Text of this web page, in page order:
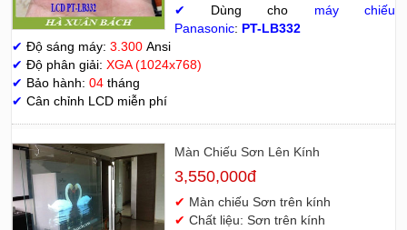
✔
Dùng cho máy chiếu
Panasonic: PT-LB332
✔ Độ sáng máy: 3.300 Ansi
✔ Độ phân giải: XGA (1024x768)
✔ Bảo hành: 04 tháng
✔ Cân chỉnh LCD miễn phí
Màn Chiếu Sơn Lên Kính
3,550,000đ
✔ Màn chiếu Sơn trên kính
✔ Chất liệu: Sơn trên kính